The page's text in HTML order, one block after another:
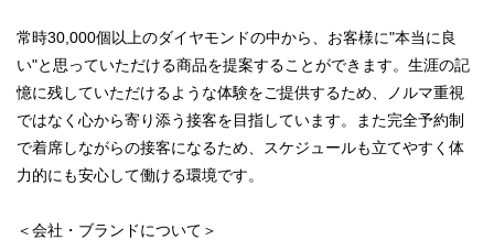
常時30,000個以上のダイヤモンドの中から、お客様に"本当に良
い"と思っていただける商品を提案することができます。生涯の記
憶に残していただけるような体験をご提供するため、ノルマ重視
ではなく心から寄り添う接客を目指しています。また完全予約制
で着席しながらの接客になるため、スケジュールも立てやすく体
力的にも安心して働ける環境です。
＜会社・ブランドについて＞